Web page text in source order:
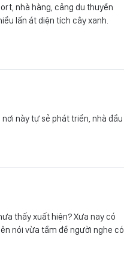
nhà hàng, cảng du thuyền
lấn át diện tích cây xanh.
này tự sẻ phát triển, nhà đầu
thấy xuất hiện? Xưa nay có
nói vừa tầm để người nghe có